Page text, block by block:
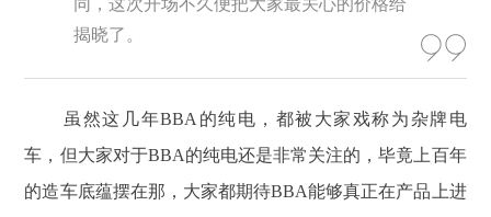
同，这次开场不久便把大家最关心的价格给
揭晓了。
虽然这几年BBA的纯电，都被大家戏称为杂牌电
车，但大家对于BBA的纯电还是非常关注的，毕竟上百年
的造车底蕴摆在那，大家都期待BBA能够真正在产品上进